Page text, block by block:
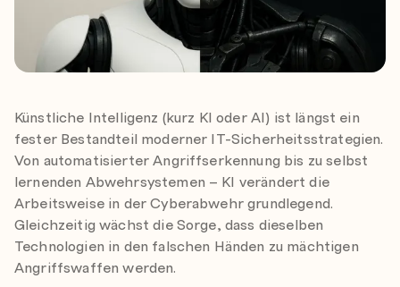
Künstliche Intelligenz (kurz KI oder AI) ist längst ein
fester Bestandteil moderner IT-Sicherheitsstrategien.
Von automatisierter Angriffserkennung bis zu selbst
lernenden Abwehrsystemen – KI verändert die
Arbeitsweise in der Cyberabwehr grundlegend.
Gleichzeitig wächst die Sorge, dass dieselben
Technologien in den falschen Händen zu mächtigen
Angriffswaffen werden.